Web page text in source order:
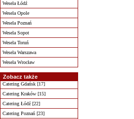
Wesela Łódź
Wesela Opole
Wesela Poznań
Wesela Sopot
Wesela Toruń
Wesela Warszawa
Wesela Wrocław
Zobacz także
Catering Gdańsk [17]
Catering Kraków [15]
Catering Łódź [22]
Catering Poznań [23]